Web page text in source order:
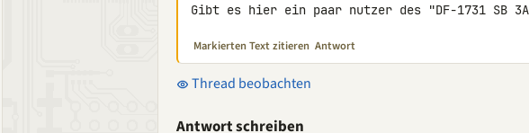
Gibt es hier ein paar nutzer des "DF-1731 SB
Markierten Text zitieren Antwort
Thread beobachten
Antwort schreiben